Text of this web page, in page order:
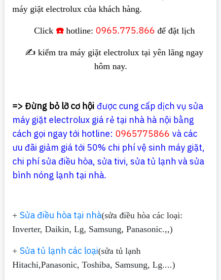
máy giặt electrolux của khách hàng.
Click ☎️hotline: 0965.775.866 để đặt lịch
✍️ kiểm tra máy giặt electrolux tại yên lãng ngay
hôm nay.
=> Đừng bỏ lỡ cơ hội được cung cấp dịch vụ sửa
máy giặt electrolux giá rẻ tại nhà hà nội bằng
cách gọi ngay tới hotline: 0965775866 và các
ưu đãi giảm giá tới 50% chi phí vệ sinh máy giặt,
chi phí sửa điều hòa, sửa tivi, sửa tủ lạnh và sửa
bình nóng lạnh tại nhà.
+ Sửa điều hòa tại nhà(sửa điều hòa các loại:
Inverter, Daikin, Lg, Samsung, Panasonic.,,)
+ Sửa tủ lạnh các loại(sửa tủ lạnh
Hitachi,Panasonic, Toshiba, Samsung, Lg....)